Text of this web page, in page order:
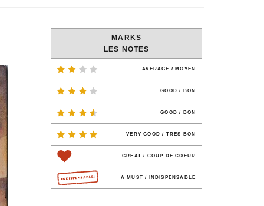
MARKS
LES NOTES
AVERAGE / MOYEN
GOOD / BON
GOOD / BON
VERY GOOD / TRES BON
GREAT / COUP DE COEUR
A MUST / INDISPENSABLE